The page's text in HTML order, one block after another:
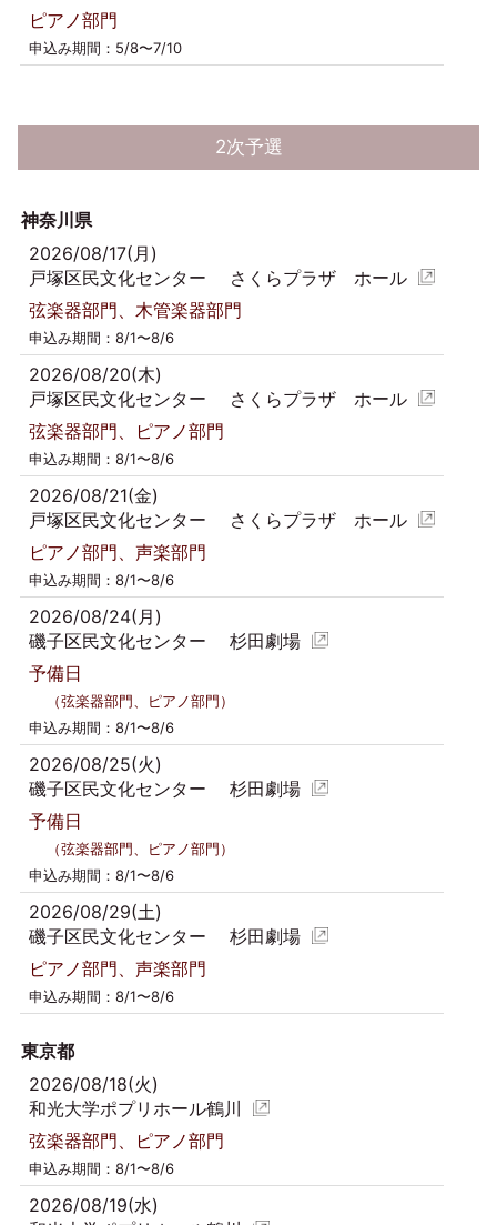
ピアノ部門
申込み期間：5/8〜7/10
2次予選
神奈川県
2026/08/17(月)
戸塚区民文化センター さくらプラザ ホール
弦楽器部門、木管楽器部門
申込み期間：8/1〜8/6
2026/08/20(木)
戸塚区民文化センター さくらプラザ ホール
弦楽器部門、ピアノ部門
申込み期間：8/1〜8/6
2026/08/21(金)
戸塚区民文化センター さくらプラザ ホール
ピアノ部門、声楽部門
申込み期間：8/1〜8/6
2026/08/24(月)
磯子区民文化センター 杉田劇場
予備日
（弦楽器部門、ピアノ部門）
申込み期間：8/1〜8/6
2026/08/25(火)
磯子区民文化センター 杉田劇場
予備日
（弦楽器部門、ピアノ部門）
申込み期間：8/1〜8/6
2026/08/29(土)
磯子区民文化センター 杉田劇場
ピアノ部門、声楽部門
申込み期間：8/1〜8/6
東京都
2026/08/18(火)
和光大学ポプリホール鶴川
弦楽器部門、ピアノ部門
申込み期間：8/1〜8/6
2026/08/19(水)